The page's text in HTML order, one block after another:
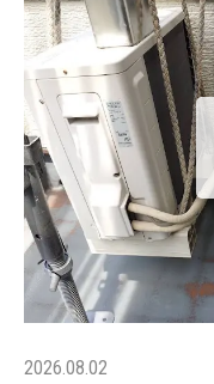
2026.08.02